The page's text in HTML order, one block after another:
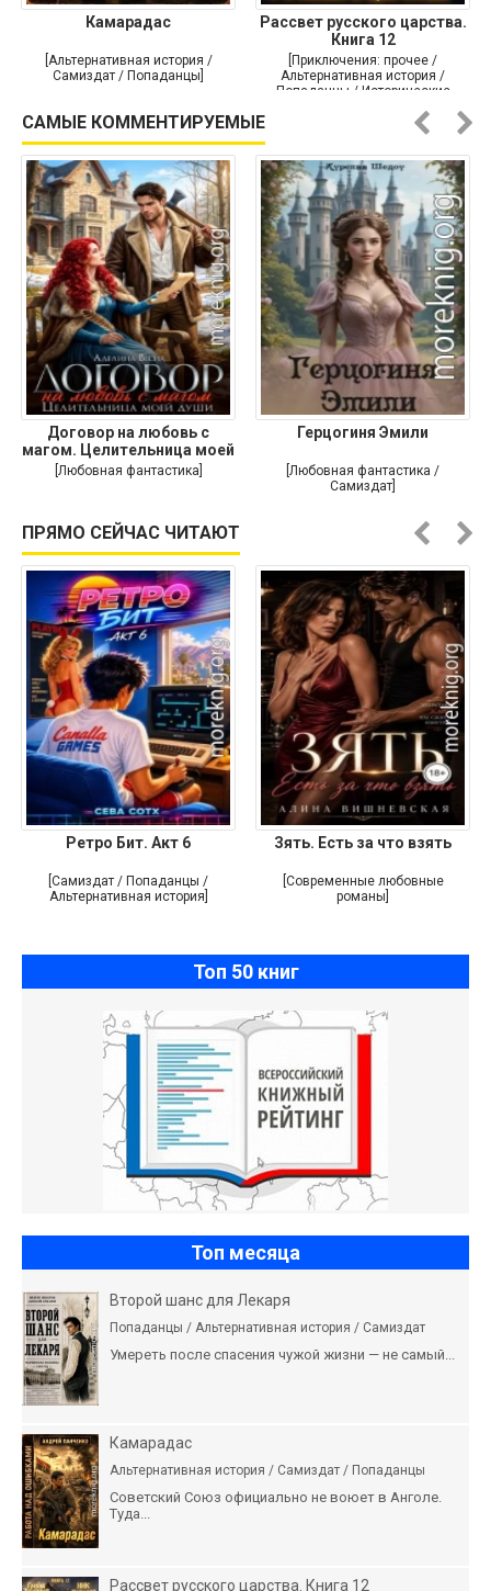
Камарадас
[Альтернативная история /
Самиздат / Попаданцы]
Рассвет русского царства.
Книга 12
[Приключения: прочее /
Альтернативная история /
Попаданцы / Исторические
САМЫЕ КОММЕНТИРУЕМЫЕ
Договор на любовь с
магом. Целительница моей
души
[Любовная фантастика]
Герцогиня Эмили
[Любовная фантастика /
Самиздат]
ПРЯМО СЕЙЧАС ЧИТАЮТ
Ретро Бит. Акт 6
[Самиздат / Попаданцы /
Альтернативная история]
Зять. Есть за что взять
[Современные любовные
романы]
Топ 50 книг
Топ месяца
Второй шанс для Лекаря
Попаданцы / Альтернативная история / Самиздат
Умереть после спасения чужой жизни — не самый...
Камарадас
Альтернативная история / Самиздат / Попаданцы
Советский Союз официально не воюет в Анголе.
Туда...
Рассвет русского царства. Книга 12